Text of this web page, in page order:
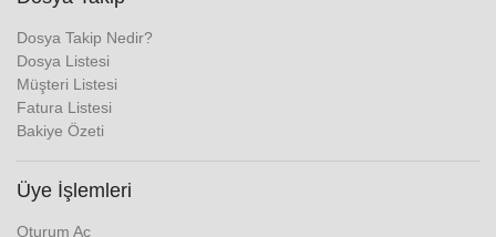
Dosya Takip Nedir?
Dosya Listesi
Müşteri Listesi
Fatura Listesi
Bakiye Özeti
Üye İşlemleri
Oturum Aç